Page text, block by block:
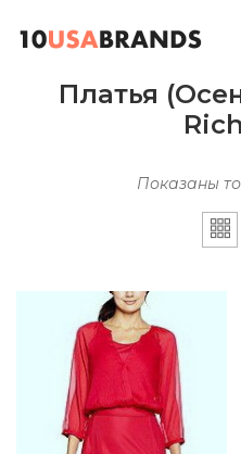
Платья
Показаны